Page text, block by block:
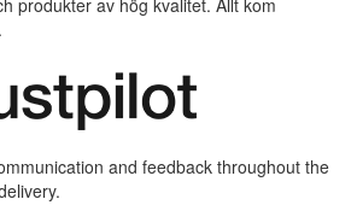
produkter av hög kvalitet. Allt kom
and feedback throughout the